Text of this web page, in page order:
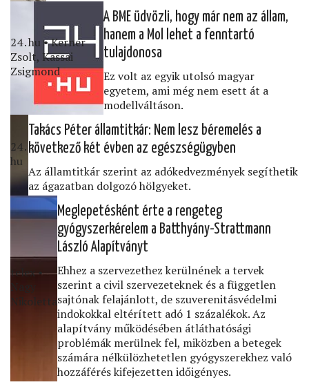
24․hu • Kerner
Zsolt, Kassai
Zsigmond
A BME üdvözli, hogy már nem az állam,
hanem a Mol lehet a fenntartó
tulajdonosa
Ez volt az egyik utolsó magyar
egyetem, ami még nem esett át a
modellváltáson.
24․
hu
Takács Péter államtitkár: Nem lesz béremelés a
következő két évben az egészségügyben
Az államtitkár szerint az adókedvezmények segíthetik
az ágazatban dolgozó hölgyeket.
telex •
Nikoletta
Meglepetésként érte a rengeteg
gyógyszerkérelem a Batthyány-Strattmann
László Alapítványt
Ehhez a szervezethez kerülnének a tervek
szerint a civil szervezeteknek és a független
sajtónak felajánlott, de szuverenitásvédelmi
indokokkal eltérített adó 1 százalékok. Az
alapítvány működésében átláthatósági
problémák merülnek fel, miközben a betegek
számára nélkülözhetetlen gyógyszerekhez való
hozzáférés kifejezetten időigényes.